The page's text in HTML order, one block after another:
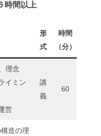
間以上
形
式
時間
（分）
理念
イミン
営
講
義
60
構造の理